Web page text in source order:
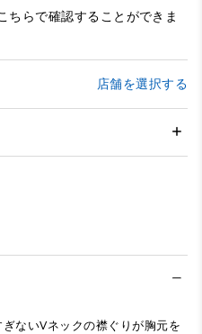
ちらで確認することができま
店舗を選択する
ぎないVネックの襟ぐりが胸元を